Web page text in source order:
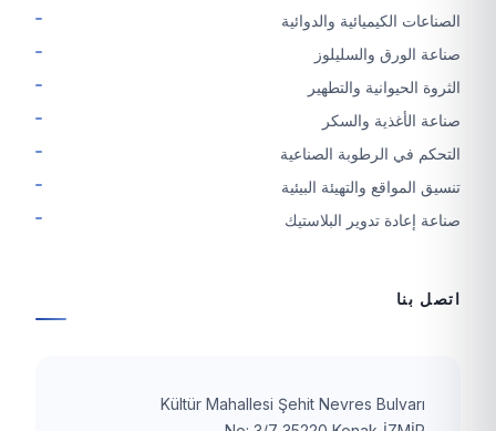
الصناعات الكيميائية والدوائية
صناعة الورق والسليلوز
الثروة الحيوانية والتطهير
صناعة الأغذية والسكر
التحكم في الرطوبة الصناعية
تنسيق المواقع والتهيئة البيئية
صناعة إعادة تدوير البلاستيك
اتصل بنا
Kültür Mahallesi Şehit Nevres Bulvarı